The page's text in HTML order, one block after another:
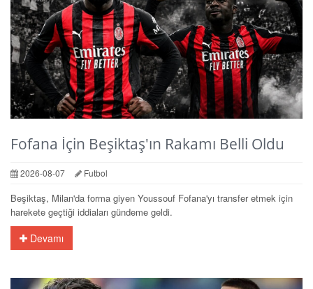
Fofana İçin Beşiktaş'ın Rakamı Belli Oldu
2026-08-07 Futbol
Beşiktaş, Milan'da forma giyen Youssouf Fofana'yı transfer etmek için
harekete geçtiği iddiaları gündeme geldi.
Devamı